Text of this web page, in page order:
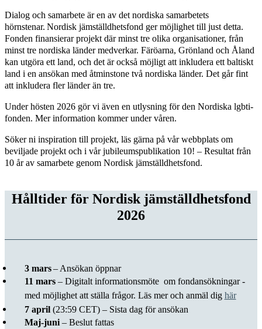
Dialog och samarbete är en av det nordiska samarbetets
hörnstenar. Nordisk jämställdhetsfond ger möjlighet till just detta.
Fonden finansierar projekt där minst tre olika organisationer, från
minst tre nordiska länder medverkar. Färöarna, Grönland och Åland
kan utgöra ett land, och det är också möjligt att inkludera ett baltiskt
land i en ansökan med åtminstone två nordiska länder. Det går fint
att inkludera fler länder än tre.
Under hösten 2026 gör vi även en utlysning för den Nordiska lgbti-
fonden. Mer information kommer under våren.
Söker ni inspiration till projekt, läs gärna på vår webbplats om
beviljade projekt och i vår jubileumspublikation 10! – Resultat från
10 år av samarbete genom Nordisk jämställdhetsfond.
Hålltider för Nordisk jämställdhetsfond
2026
3 mars– Ansökan öppnar
11 mars– Digitalt informationsmöte om fondansökningar ­­
med möjlighet att ställa frågor. Läs mer och anmäl dig här
7 april(23:59 CET) – Sista dag för ansökan
Maj-juni – Beslut fattas